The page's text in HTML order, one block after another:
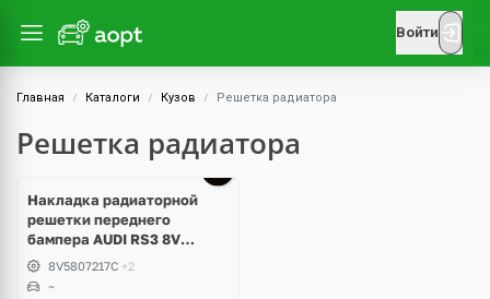
Войти
Главная Каталоги Кузов Решетка радиатора
Решетка радиатора
Накладка радиаторной
решетки переднего
бампера AUDI RS3 8V
8V5807217C
8V5807217C +2
~